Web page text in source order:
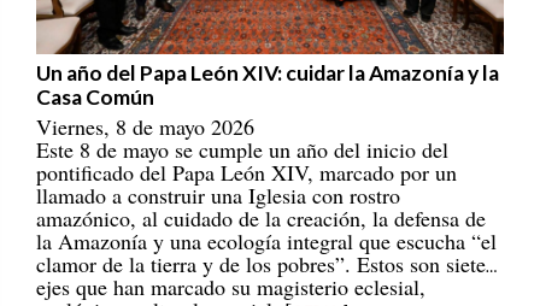
Un año del Papa León XIV: cuidar la Amazonía y la
Casa Común
Viernes, 8 de mayo 2026
Este 8 de mayo se cumple un año del inicio del
pontificado del Papa León XIV, marcado por un
llamado a construir una Iglesia con rostro
amazónico, al cuidado de la creación, la defensa de
la Amazonía y una ecología integral que escucha “el
clamor de la tierra y de los pobres”. Estos son siete
ejes que han marcado su magisterio eclesial,
ecológico, cultural y social. [REPAM]